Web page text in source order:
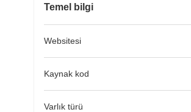
Temel bilgi
Websitesi
Kaynak kod
Varlık türü